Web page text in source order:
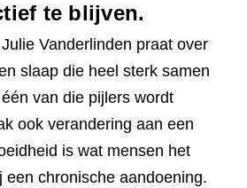
te blijven.
Vanderlinden praat over
slaap die heel sterk samen
van die pijlers wordt
ook verandering aan een
is wat mensen het
een chronische aandoening.